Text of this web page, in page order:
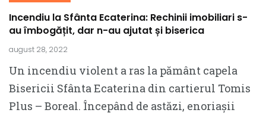
Incendiu la Sfânta Ecaterina: Rechinii imobiliari s-
au îmbogățit, dar n-au ajutat și biserica
august 28, 2022
Un incendiu violent a ras la pământ capela
Bisericii Sfânta Ecaterina din cartierul Tomis
Plus – Boreal. Începând de astăzi, enoriașii